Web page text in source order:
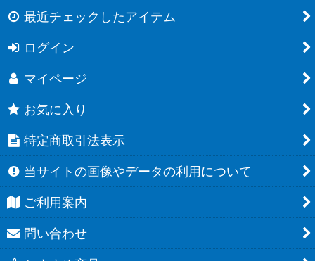
最近チェックしたアイテム
ログイン
マイページ
お気に入り
特定商取引法表示
当サイトの画像やデータの利用について
ご利用案内
問い合わせ